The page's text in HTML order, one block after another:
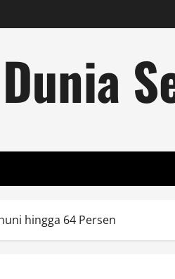
hingga 64 Persen